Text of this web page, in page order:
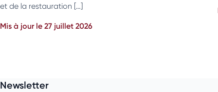
et de la restauration […]
Mis à jour le 27 juillet 2026
Newsletter